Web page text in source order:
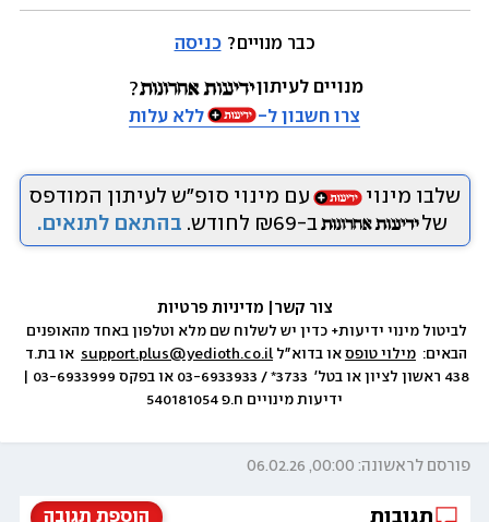
כבר מנויים? כניסה
מנויים לעיתון
צרו חשבון ל-
ללא עלות
שלבו מינוי
עם מינוי סופ״ש לעיתון המודפס
של
ב-₪69 לחודש. בהתאם לתנאים.
צור קשר
הבאים: מילוי טופס או בדוא״ל support.plus@yedioth.co.il
ידיעות מינויים ח.פ 540181054
פורסם לראשונה: 00:00, 06.02.26
הוספת תגובה תגובות